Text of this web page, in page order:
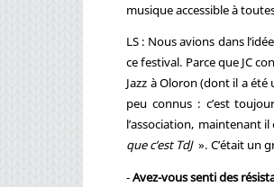
musique accessible à
LS : Nous avions dans
ce festival. Parce que JC
Jazz à Oloron (dont il a
peu connus : c’est
l’association, maintenant
que c’est TdJ ». C’était un
-Avez-vous senti des